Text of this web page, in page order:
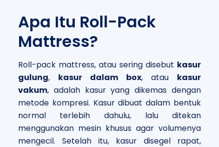
Apa Itu Roll-Pack
Mattress?
Roll-pack mattress, atau sering disebut kasur
gulung, kasur dalam box, atau kasur
vakum, adalah kasur yang dikemas dengan
metode kompresi. Kasur dibuat dalam bentuk
normal terlebih dahulu, lalu ditekan
menggunakan mesin khusus agar volumenya
mengecil. Setelah itu, kasur disegel rapat,